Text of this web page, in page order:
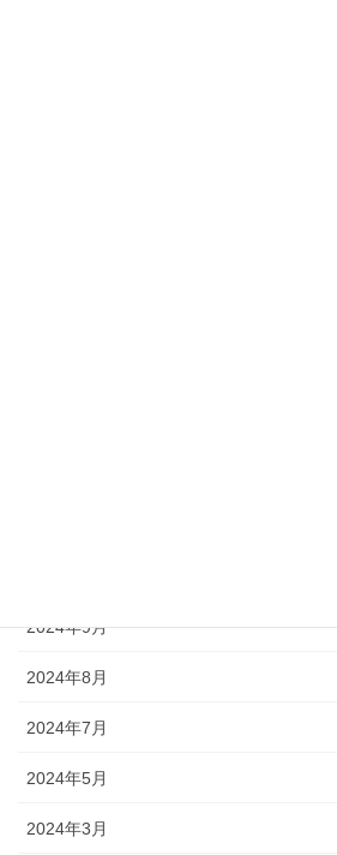
2024年9月
2024年8月
2024年7月
2024年5月
2024年3月